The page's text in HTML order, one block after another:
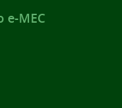
e-MEC